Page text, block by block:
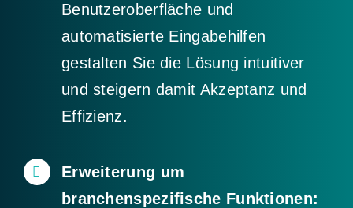
Benutzeroberfläche und
automatisierte Eingabehilfen
gestalten Sie die Lösung intuitiver
und steigern damit Akzeptanz und
Effizienz.
Erweiterung um
branchenspezifische Funktionen: